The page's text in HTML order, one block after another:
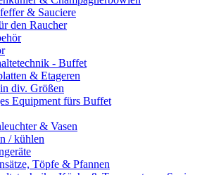
& Sauciere
den Raucher
- Buffet
& Etageren
div. Größen
Equipment fürs Buffet
& Vasen
/ kühlen
Töpfe & Pfannen